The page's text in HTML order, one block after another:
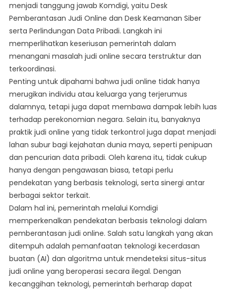
menjadi tanggung jawab Komdigi, yaitu Desk
Pemberantasan Judi Online dan Desk Keamanan Siber
serta Perlindungan Data Pribadi. Langkah ini
memperlihatkan keseriusan pemerintah dalam
menangani masalah judi online secara terstruktur dan
terkoordinasi.
Penting untuk dipahami bahwa judi online tidak hanya
merugikan individu atau keluarga yang terjerumus
dalamnya, tetapi juga dapat membawa dampak lebih luas
terhadap perekonomian negara. Selain itu, banyaknya
praktik judi online yang tidak terkontrol juga dapat menjadi
lahan subur bagi kejahatan dunia maya, seperti penipuan
dan pencurian data pribadi. Oleh karena itu, tidak cukup
hanya dengan pengawasan biasa, tetapi perlu
pendekatan yang berbasis teknologi, serta sinergi antar
berbagai sektor terkait.
Dalam hal ini, pemerintah melalui Komdigi
memperkenalkan pendekatan berbasis teknologi dalam
pemberantasan judi online. Salah satu langkah yang akan
ditempuh adalah pemanfaatan teknologi kecerdasan
buatan (AI) dan algoritma untuk mendeteksi situs-situs
judi online yang beroperasi secara ilegal. Dengan
kecanggihan teknologi, pemerintah berharap dapat